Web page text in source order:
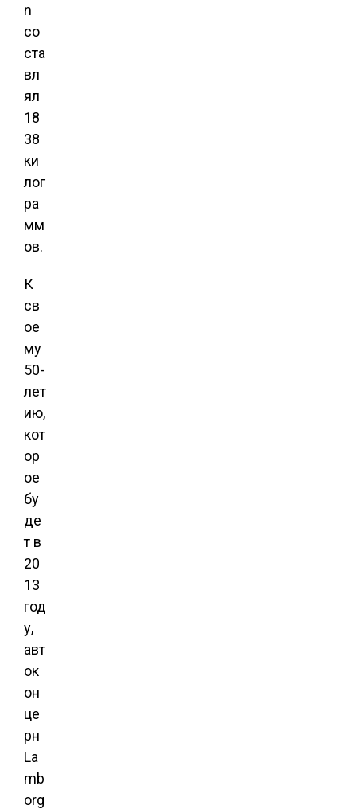
n
со
ста
вл
ял
18
38
ки
лог
ра
мм
ов.
К
св
ое
му
50-
лет
ию,
кот
ор
ое
бу
де
т в
20
13
год
у,
авт
ок
он
це
рн
La
mb
org